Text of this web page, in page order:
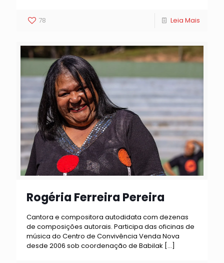
78 Leia Mais
Rogéria Ferreira Pereira
Cantora e compositora autodidata com dezenas
de composições autorais. Participa das oficinas de
música do Centro de Convivência Venda Nova
desde 2006 sob coordenação de Babilak […]